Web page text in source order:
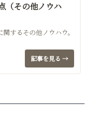
（その他ノウハ
するその他ノウハウ。
記事を見る →